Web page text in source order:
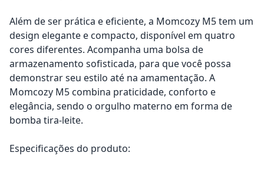
Além de ser prática e eficiente, a Momcozy M5 tem um
design elegante e compacto, disponível em quatro
cores diferentes. Acompanha uma bolsa de
armazenamento sofisticada, para que você possa
demonstrar seu estilo até na amamentação. A
Momcozy M5 combina praticidade, conforto e
elegância, sendo o orgulho materno em forma de
bomba tira-leite.
Especificações do produto: